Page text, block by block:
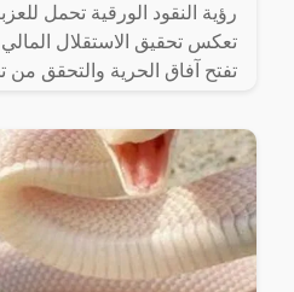
رؤية النقود الورقية تحمل
تعكس تحقيق الاستقلال المالي
تفتح آفاق الحرية والتحقق